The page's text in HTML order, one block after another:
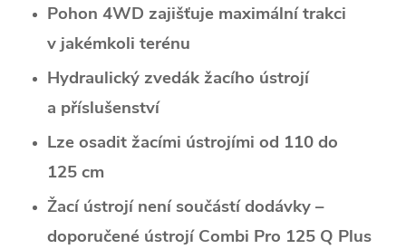
Pohon 4WD zajišťuje maximální trakci
v jakémkoli terénu
Hydraulický zvedák žacího ústrojí
a příslušenství
Lze osadit žacími ústrojími od 110 do
125 cm
Žací ústrojí není součástí dodávky –
doporučené ústrojí Combi Pro 125 Q Plus